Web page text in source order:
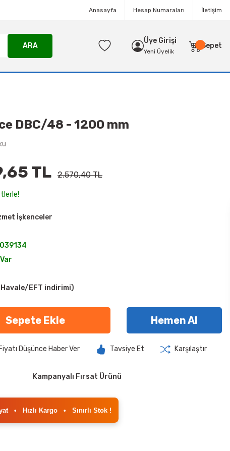
Anasayfa Hesap Numaraları İletişim
ARA
Üye Girişi
Yeni Üyelik
Sepet
DBC/48 - 1200 mm
TL 2.570,40 TL
İşkenceler
EFT indirimi)
Sepete Ekle Hemen Al
Fiyatı Düşünce Haber Ver Tavsiye Et Karşılaştır
Kampanyalı Fırsat Ürünü
• Hızlı Kargo • Sınırlı Stok !